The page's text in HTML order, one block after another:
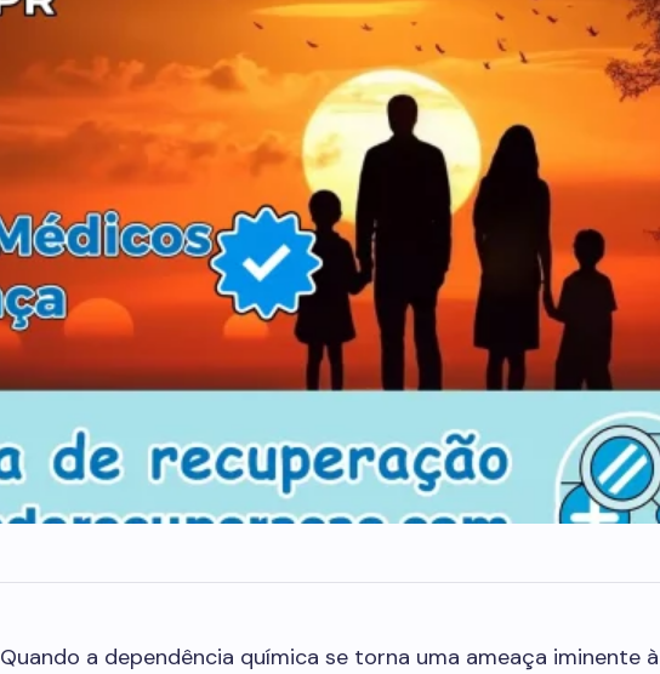
Quando a dependência química se torna uma ameaça iminente